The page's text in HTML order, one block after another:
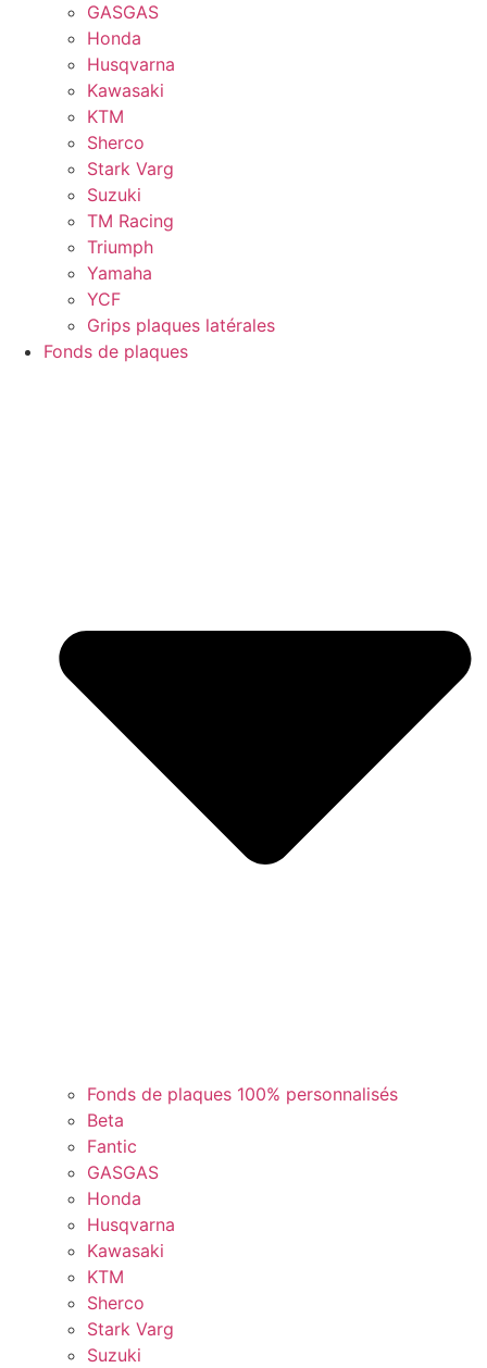
GASGAS
Honda
Husqvarna
Kawasaki
KTM
Sherco
Stark Varg
Suzuki
TM Racing
Triumph
Yamaha
YCF
Grips plaques latérales
Fonds de plaques
Fonds de plaques 100% personnalisés
Beta
Fantic
GASGAS
Honda
Husqvarna
Kawasaki
KTM
Sherco
Stark Varg
Suzuki